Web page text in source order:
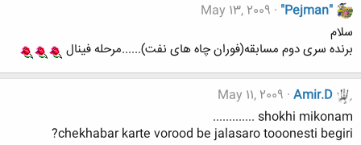
"Pejman"
May 13, 2009
سلام
برنده سری دوم مسابقه(فوران چاه های نفت)......مرحله فینال
Amir.D
May 11, 2009
shokhi mikonam .............
chekhabar karte vorood be jalasaro tooonesti begiri?